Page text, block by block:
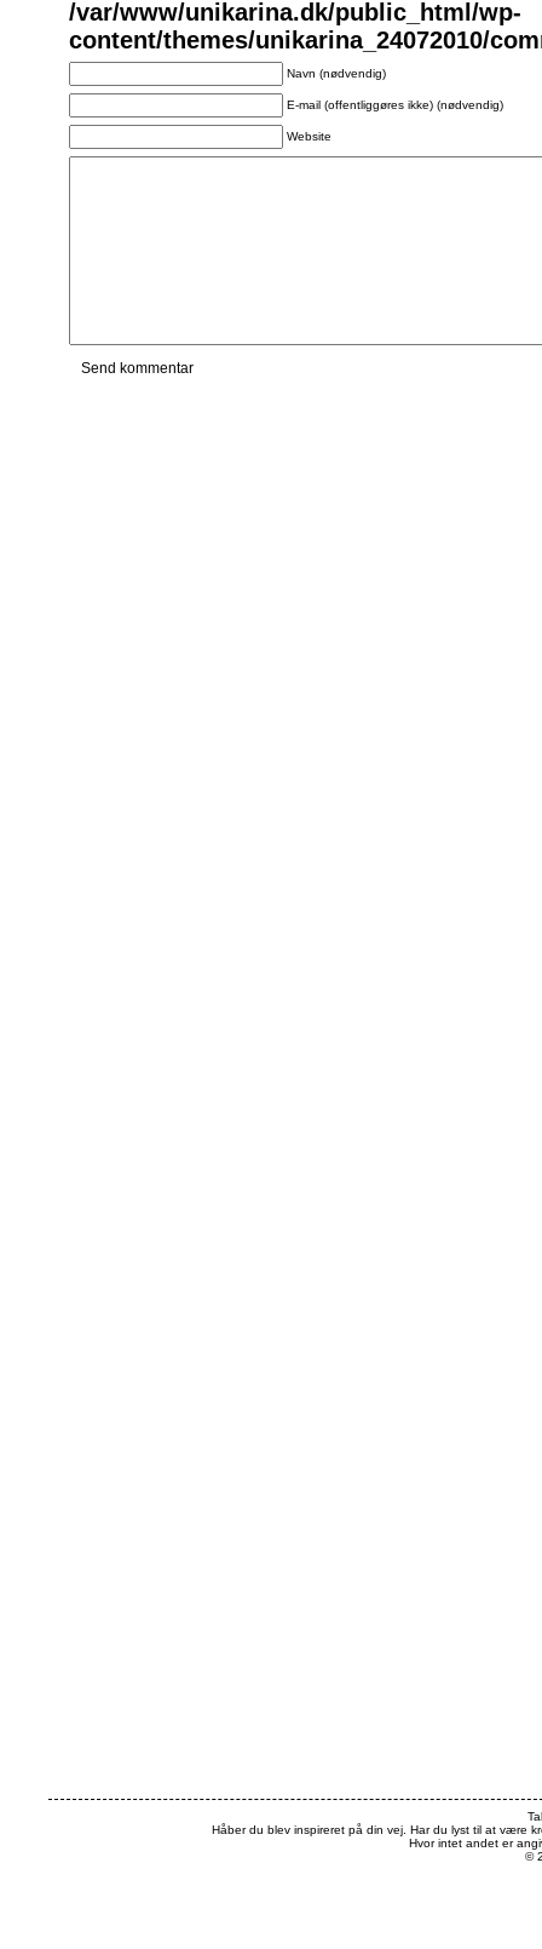
/var/www/unikarina.dk/public_html/wp-
content/themes/unikarina_24072010/
Navn (nødvendig)
E-mail (offentliggøres ikke) (nødvendig)
Website
Håber du blev inspireret på din vej. Har du lyst til at være
Hvor intet andet er
©